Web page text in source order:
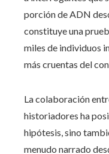
porción de ADN
constituye una
miles de individuos
más cruentas del
La colaboración
historiadores ha
hipótesis, sino
menudo narrado